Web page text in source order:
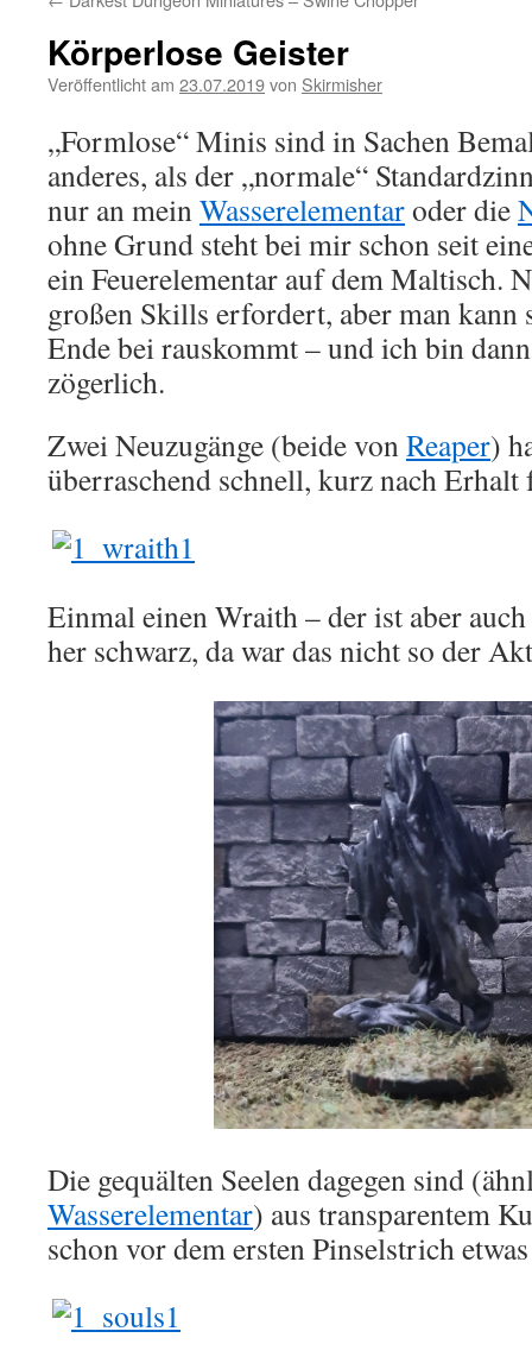
Körperlose Geister
Veröffentlicht am 23.07.2019von Skirmisher
„Formlose“ Minis sind in Sachen
anderes, als der „normale“
nur an meinWasserelementaroder die
ohne Grund steht bei mir schon seit
ein Feuerelementar auf dem Maltisch.
großen Skills erfordert, aber man kann
Ende bei rauskommt – und ich bin
zögerlich.
Zwei Neuzugänge (beide vonReaper)
überraschend schnell, kurz nach
Einmal einen Wraith – der ist aber
her schwarz, da war das nicht so der
Die gequälten Seelen dagegen sind
Wasserelementar) aus transparentem
schon vor dem ersten Pinselstrich